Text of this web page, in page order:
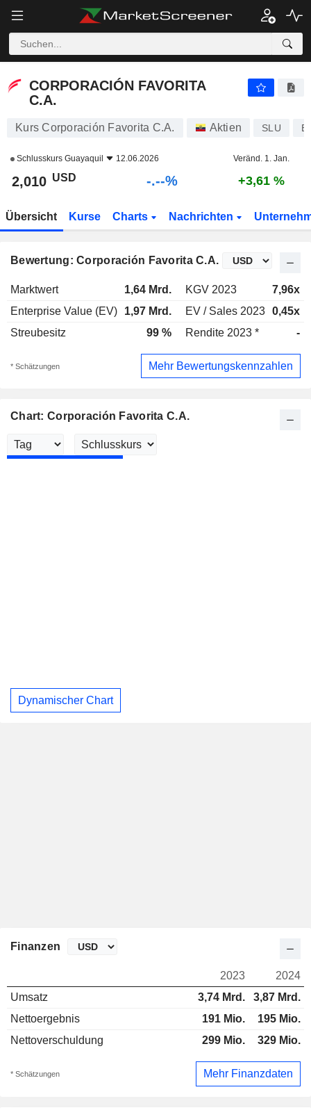
CORPORACIÓN FAVORITA C.A. 2,010 $ -
CORPORACIÓN FAVORITA
C.A.
Kurs Corporación Favorita C.A. Aktien SLU
Schlusskurs Guayaquil 12.06.2026 Veränd. 1. Jan.
2,010 USD -.--% +3,61 %
Übersicht Kurse Charts Nachrichten
Bewertung: Corporación Favorita C.A.
Marktwert 1,64 Mrd. KGV 2023
7,96x
Enterprise Value (EV)
1,97 Mrd. EV / Sales 2023 0,45x
Streubesitz
99 % Rendite 2023 * -
* Schätzungen Mehr Bewertungskennzahlen
Chart: Corporación Favorita C.A.
Dynamischer Chart
Finanzen
2023
2024
Umsatz
3,74 Mrd.
3,87 Mrd.
Nettoergebnis
191 Mio.
195 Mio.
Nettoverschuldung
299 Mio. 329 Mio.
* Schätzungen Mehr Finanzdaten